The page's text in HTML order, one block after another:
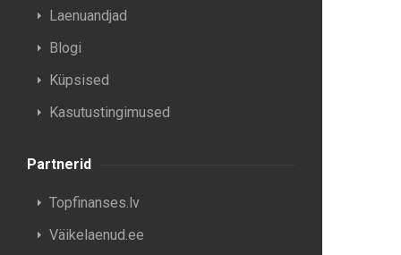
Laenuandjad
Blogi
Küpsised
Kasutustingimused
Partnerid
Topfinanses.lv
Väikelaenud.ee